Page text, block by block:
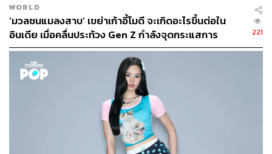
ซึ่งเป็นสติกเกอร์แต้มสิวที่น่ารัก เธอเคลมว่าเป็นเกราะป้องกัน
ที่ดีที่สุดสำหรับสิว หรือจุดด่างดำที่มองเห็นได้ด้วยสายตา ส่วน
ผสมที่อยู่ในสติกเกอร์แต้มสิวนั้น ล้วนคัดสรรมาจากสิ่งที่ดี
ที่สุดจากธรรมชาติ อาทิ น้ำมันเปปเปอร์มินต์ กรดซาลิไซลิก
และทีทรีออยล์ ช่วยจัดการกับแบคทีเรีย ขจัดสิ่งสกปรก และ
น้ำมันบนผิวได้อย่างมีประสิทธิภาพ ที่สำคัญนี่เป็นผลิตภัณฑ์ที่
ไม่ทดลองในสัตว์ ไม่มีพาราเบน ไม่มีซัลเฟต ไม่มีสาร
สังเคราะห์ ปราศจากน้ำหอม และใช้ได้กับทุกสภาพผิว ราคา
เซ็ตละ 14 ดอลลาร์สหรัฐ (มีสติกเกอร์ 36 ชิ้น)
WORLD
‘มวลชนแมลงสาบ’ เขย่าเก้าอี้โมดี จะเกิดอะไรขึ้นต่อใน
อินเดีย เมื่อคลื่นประท้วง Gen Z กำลังจุดกระแสการ
เปลี่ยนแปลง
221